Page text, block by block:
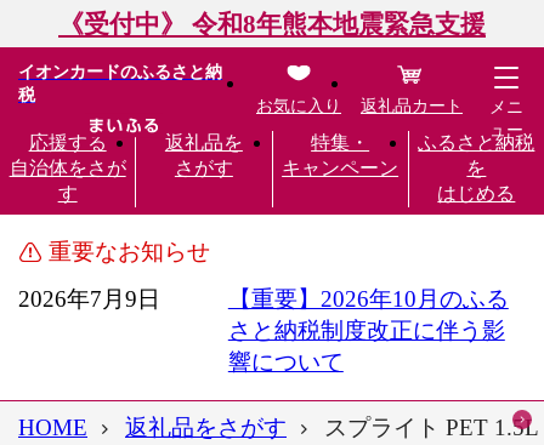
《受付中》 令和8年熊本地震緊急支援
イオンカードのふるさと納
税
応援する
自治体をさが
す
返礼品を
さがす
特集・
キャンペーン
ふるさと納税
を
はじめる
お気に入り 返礼品カート
メニ
ュー
重要なお知らせ
2026年7月9日
【重要】2026年10月のふる
さと納税制度改正に伴う影
響について
HOME 返礼品をさがす スプライト PET